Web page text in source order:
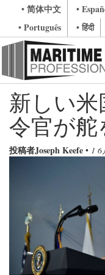
• 简体中文 •
• Português • हिंदी
新しい米
令官が舵
投稿者Joseph Keefe • 1 6